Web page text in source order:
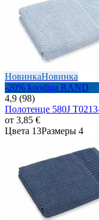
НовинкаНовинка
-20% koodiga RAND
4,9 (98)
Полотенце 580J
от 3,85 €
Цвета 13Размеры 4